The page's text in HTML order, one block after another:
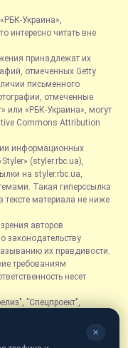
Украина»,
интересно читать вне
принадлежат их
отмеченных Getty
письменного
отмеченные
или «РБК-Украина», могут
Commons Attribution
информационных
(styler.rbc.ua),
на styler.rbc.ua,
Такая гиперссылка
материала не ниже
авторов
законодательству
их правдивости.
требованиям
несет
"Спецпроект",
форматом,
✕